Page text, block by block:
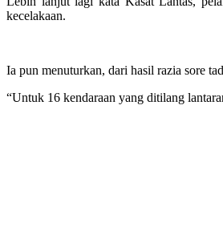
kecelakaan.
Ia pun menuturkan, dari hasil razia sore
“Untuk 16 kendaraan yang ditilang